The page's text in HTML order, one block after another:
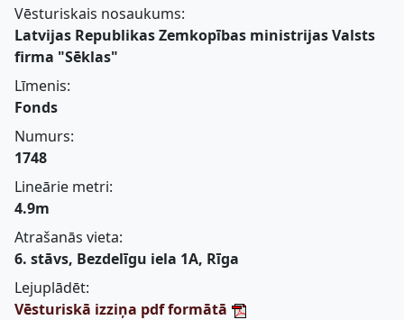
Vēsturiskais nosaukums:
Latvijas Republikas Zemkopības ministrijas Valsts
firma "Sēklas"
Līmenis:
Fonds
Numurs:
1748
Lineārie metri:
4.9m
Atrašanās vieta:
6. stāvs, Bezdelīgu iela 1A, Rīga
Lejuplādēt:
Vēsturiskā izziņa pdf formātā